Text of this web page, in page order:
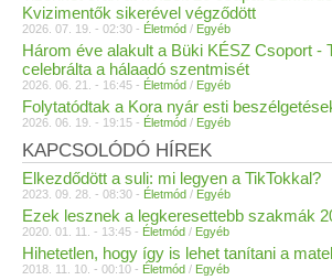
Kvizimentők sikerével végződött
2026. 07. 19. - 02:30 - Életmód / Egyéb
Három éve alakult a Büki KÉSZ Csoport -
celebrálta a hálaadó szentmisét
2026. 06. 21. - 16:45 - Életmód / Egyéb
Folytatódtak a Kora nyár esti
2026. 06. 19. - 19:15 - Életmód / Egyéb
KAPCSOLÓDÓ HÍREK
Elkezdődött a suli: mi legyen a TikTokkal?
2023. 09. 28. - 08:30 - Életmód / Egyéb
Ezek lesznek a legkeresettebb szakmák
2020. 01. 11. - 13:45 - Életmód / Egyéb
Hihetetlen, hogy így is lehet tanítani a
2018. 11. 10. - 00:10 - Életmód / Egyéb